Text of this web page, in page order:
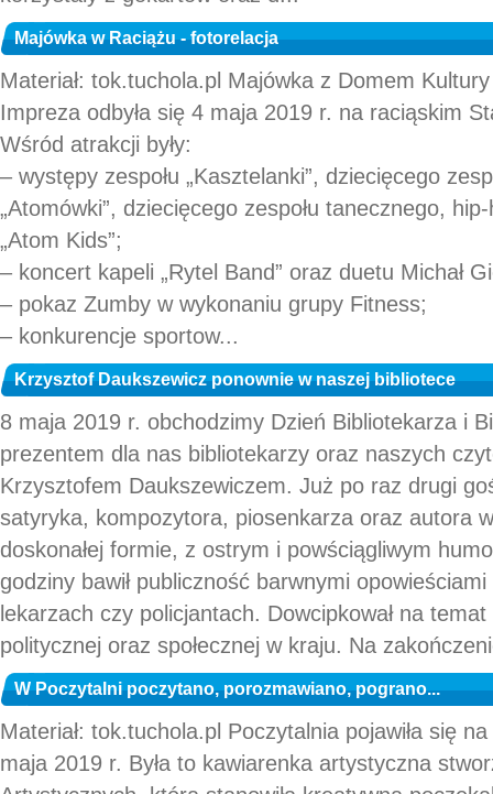
Majówka w Raciążu - fotorelacja
Materiał: tok.tuchola.pl Majówka z Domem
Impreza odbyła się 4 maja 2019 r. na raciąskim
Wśród atrakcji były:
– występy zespołu „Kasztelanki”, dziecięcego
„Atomówki”, dziecięcego zespołu tanecznego,
„Atom Kids”;
– koncert kapeli „Rytel Band” oraz duetu Michał
– pokaz Zumby w wykonaniu grupy Fitness;
– konkurencje sportow...
Krzysztof Daukszewicz ponownie w naszej bibliotece
8 maja 2019 r. obchodzimy Dzień Bibliotekarza i
prezentem dla nas bibliotekarzy oraz naszych
Krzysztofem Daukszewiczem. Już po raz drugi
satyryka, kompozytora, piosenkarza oraz autora
doskonałej formie, z ostrym i powściągliwym
godziny bawił publiczność barwnymi
lekarzach czy policjantach. Dowcipkował na
politycznej oraz społecznej w kraju. Na
W Poczytalni poczytano, porozmawiano, pograno...
Materiał: tok.tuchola.pl Poczytalnia pojawiła się
maja 2019 r. Była to kawiarenka artystyczna